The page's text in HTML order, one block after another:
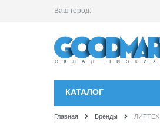
Ваш город:
КАТАЛОГ
Главная Бренды ЛИТТЕХ